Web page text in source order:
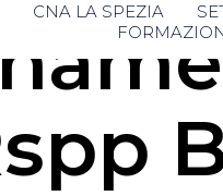
CNA LA SPEZIA